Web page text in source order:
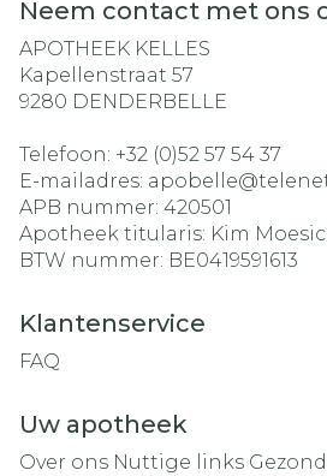
Neem contact met ons
APOTHEEK KELLES
Kapellenstraat 57
9280 DENDERBELLE
Telefoon: +32 (0)52 57 54 37
E-mailadres: apobelle@
APB nummer: 420501
Apotheek titularis: Kim
BTW nummer: BE0419591613
Klantenservice
FAQ
Uw apotheek
Over ons Nuttige links